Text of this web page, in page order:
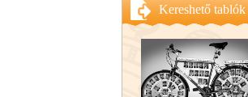
Kereshető tablók